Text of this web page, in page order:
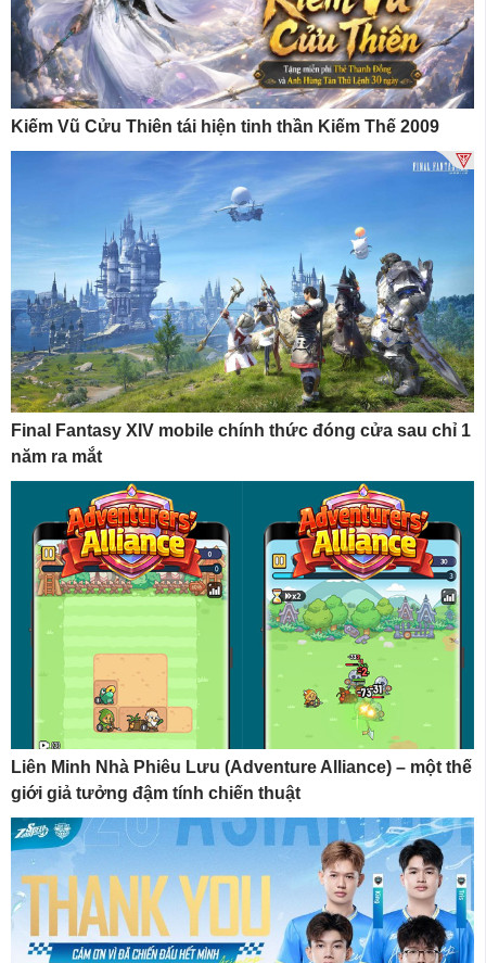
Kiếm Vũ Cửu Thiên tái hiện tinh thần Kiếm Thế 2009
Final Fantasy XIV mobile chính thức đóng cửa sau chỉ 1
năm ra mắt
Liên Minh Nhà Phiêu Lưu (Adventure Alliance) – một thế
giới giả tưởng đậm tính chiến thuật